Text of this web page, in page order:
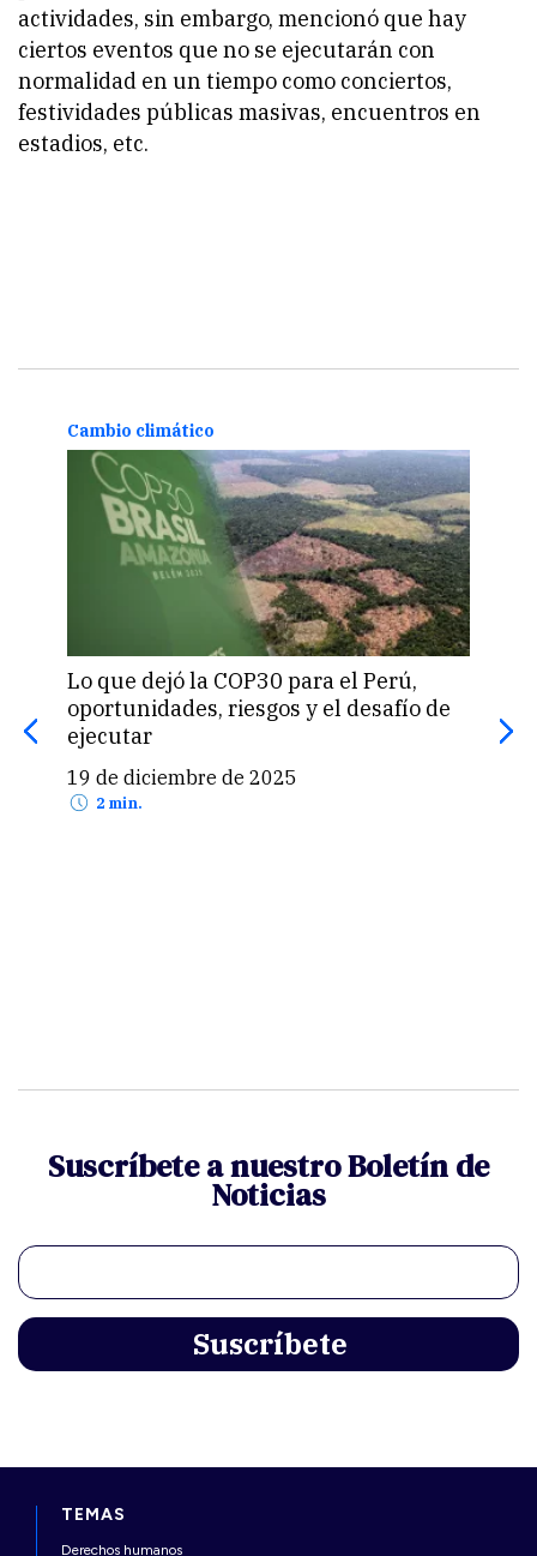
actividades, sin embargo, mencionó que hay
ciertos eventos que no se ejecutarán con
normalidad en un tiempo como conciertos,
festividades públicas masivas, encuentros en
estadios, etc.
Cambio climático
Lo que dejó la COP30 para el Perú,
oportunidades, riesgos y el desafío de
ejecutar
19 de diciembre de 2025
2 min.
Suscríbete a nuestro Boletín de
Noticias
TEMAS
Derechos humanos